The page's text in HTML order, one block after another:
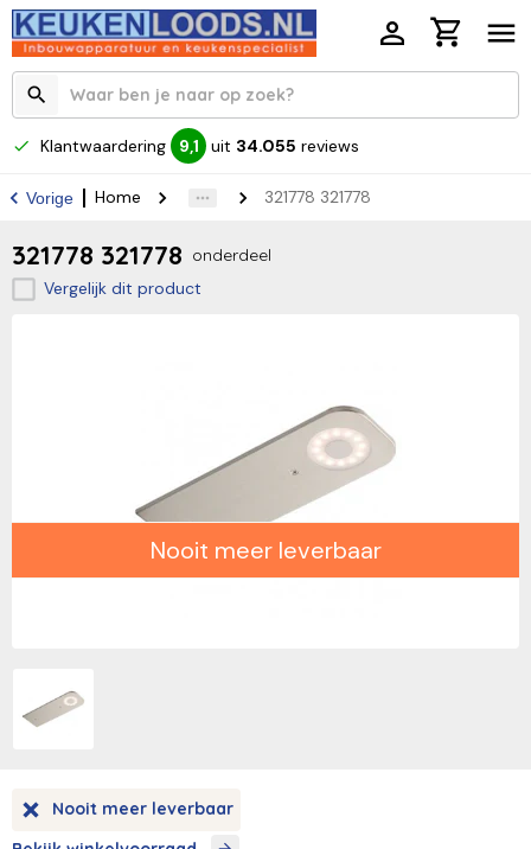
Klantwaardering 9,1 uit 34.055 reviews
Vorige Home 321778 321778
321778 321778 onderdeel
Vergelijk dit product
Nooit meer leverbaar
Nooit meer leverbaar